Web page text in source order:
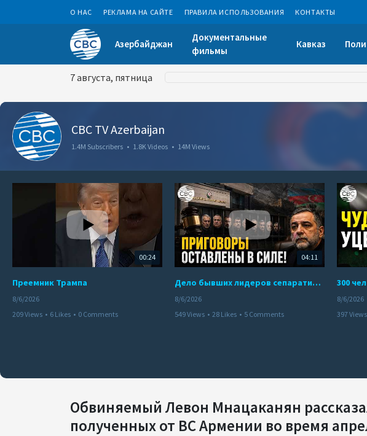
О НАС РЕКЛАМА НА САЙТЕ ПРАВИЛА ИСПОЛЬЗОВАНИЯ КОНТАКТЫ
Азербайджан
Документальные
фильмы
Кавказ
7 августа, пятница
CBC TV Azerbaijan
1.4M Subscribers • 1.8K Videos • 14M Views
00:24
Преемник Трампа
8/6/2026
209 Views • 6 Likes • 0 Comments
04:11
Дело бывших лидеров сепаратистского режима в Карабахе
8/6/2026
549 Views • 28 Likes • 5 Comments
8/6/2026
397 Views
Обвиняемый Левон Мнацаканян
полученных от ВС Армении во время